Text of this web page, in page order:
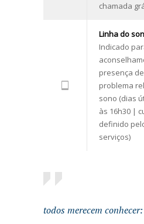
chamada
Linha do
Indicado
presença
problema
sono (dias
às 16h30 |
definido
serviços)
todos merecem